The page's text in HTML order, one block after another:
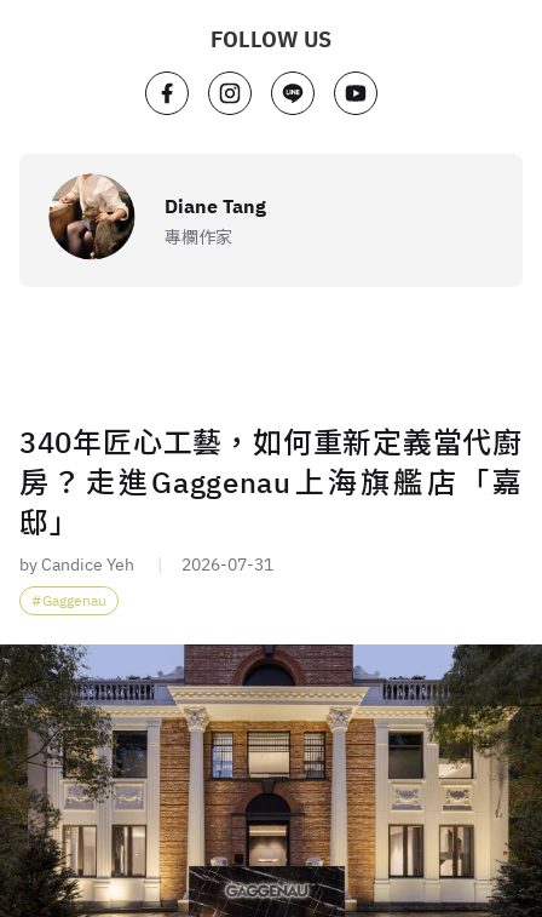
FOLLOW US
Diane Tang
專欄作家
340年匠心工藝，如何重新定義當代廚
房？走進Gaggenau上海旗艦店「嘉
邸」
by Candice Yeh 2026-07-31
Gaggenau